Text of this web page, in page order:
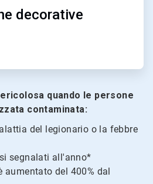
decorative
quando le persone
contaminata:
del legionario o la febbre
segnalati all'anno*
aumentato del 400% dal